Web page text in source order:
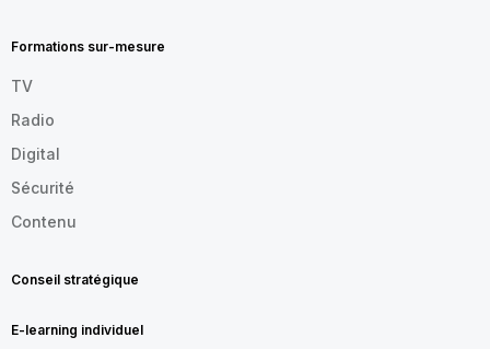
FR
Formations sur-mesure
TV
Radio
Digital
Sécurité
Contenu
Conseil stratégique
E-learning individuel